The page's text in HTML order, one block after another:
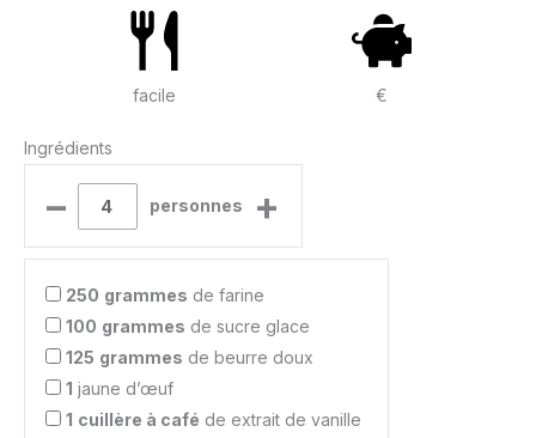
facile €
Ingrédients
– personnes +
250 grammes de farine
100 grammes de sucre glace
125 grammes de beurre doux
1 jaune d’œuf
1 cuillère à café de extrait de vanille